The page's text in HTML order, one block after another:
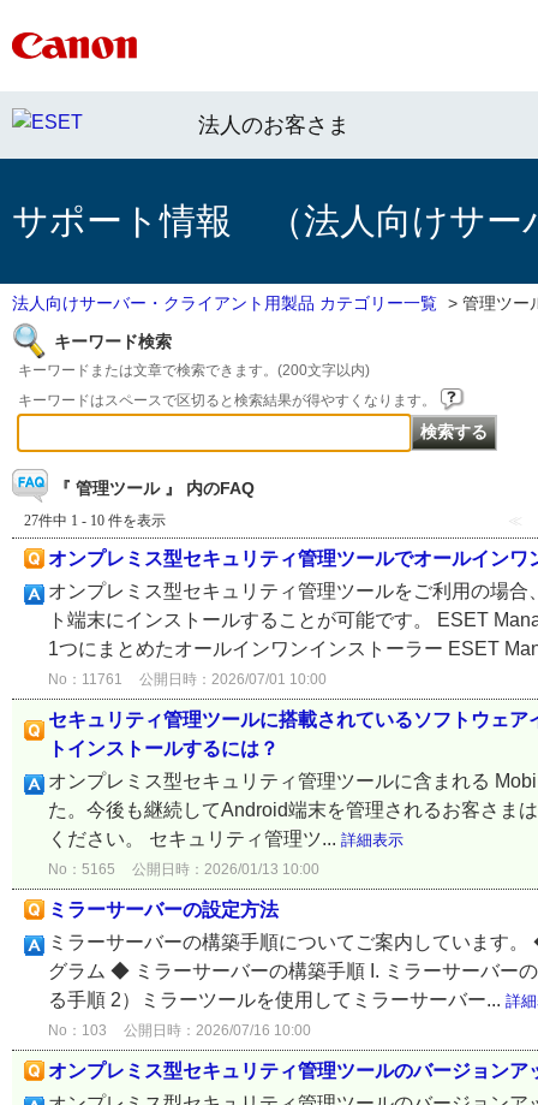
法人のお客さま
サポート情報 （法人向けサー
法人向けサーバー・クライアント用製品 カテゴリー一覧 > 管理ツー
キーワード検索
キーワードまたは文章で検索できます。(200文字以内)
キーワードはスペースで区切ると検索結果が得やすくなります。
『 管理ツール 』 内のFAQ
27件中 1 - 10 件を表示 ≪
オンプレミス型セキュリティ管理ツールでオールイン
オンプレミス型セキュリティ管理ツールをご利用の場
ト端末にインストールすることが可能です。 ESET
1つにまとめたオールインワンインストーラー ESET
No：11761 公開日時：2026/07/01 10:00
セキュリティ管理ツールに搭載されているソフトウェ
トインストールするには？
オンプレミス型セキュリティ管理ツールに含まれる
た。今後も継続してAndroid端末を管理されるお客さま
ください。 セキュリティ管理ツ... 詳細表示
No：5165 公開日時：2026/01/13 10:00
ミラーサーバーの設定方法
ミラーサーバーの構築手順についてご案内しています
グラム ◆ ミラーサーバーの構築手順 I. ミラーサーバー
る手順 2）ミラーツールを使用してミラーサーバー... 詳
No：103 公開日時：2026/07/16 10:00
オンプレミス型セキュリティ管理ツールのバージョンア